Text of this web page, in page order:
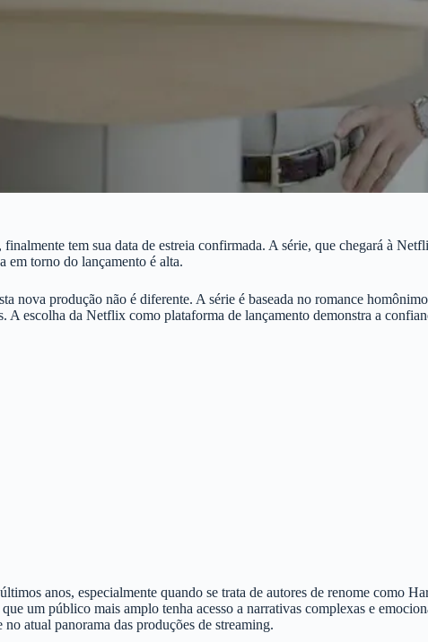
tem sua data de estreia confirmada. A série, que chegará à
em torno do lançamento é alta.
nova produção não é diferente. A série é baseada no romance
A escolha da Netflix como plataforma de lançamento demonstra a
anos, especialmente quando se trata de autores de renome como
um público mais amplo tenha acesso a narrativas complexas e
atual panorama das produções de streaming.